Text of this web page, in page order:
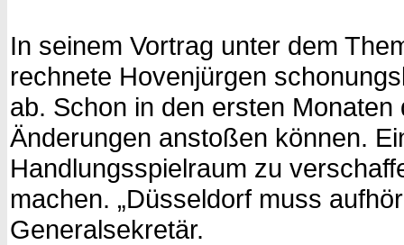
In seinem Vortrag unter dem
rechnete Hovenjürgen
ab. Schon in den ersten
Änderungen anstoßen können.
Handlungsspielraum zu
machen. „Düsseldorf muss
Generalsekretär.